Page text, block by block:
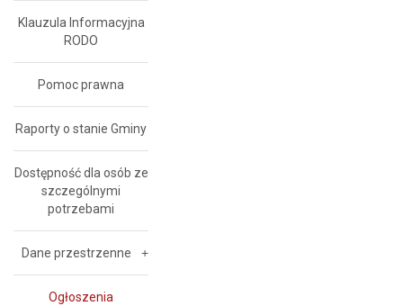
Klauzula Informacyjna
RODO
Pomoc prawna
Raporty o stanie Gminy
Dostępność dla osób ze
szczególnymi
potrzebami
Dane przestrzenne
Ogłoszenia